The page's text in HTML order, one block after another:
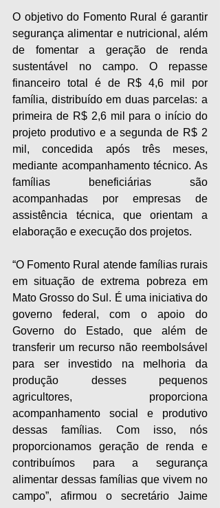
O objetivo do Fomento Rural é garantir
segurança alimentar e nutricional, além
de fomentar a geração de renda
sustentável no campo. O repasse
financeiro total é de R$ 4,6 mil por
família, distribuído em duas parcelas: a
primeira de R$ 2,6 mil para o início do
projeto produtivo e a segunda de R$ 2
mil, concedida após três meses,
mediante acompanhamento técnico. As
famílias beneficiárias são
acompanhadas por empresas de
assistência técnica, que orientam a
elaboração e execução dos projetos.
“O Fomento Rural atende famílias rurais
em situação de extrema pobreza em
Mato Grosso do Sul. É uma iniciativa do
governo federal, com o apoio do
Governo do Estado, que além de
transferir um recurso não reembolsável
para ser investido na melhoria da
produção desses pequenos
agricultores, proporciona
acompanhamento social e produtivo
dessas famílias. Com isso, nós
proporcionamos geração de renda e
contribuímos para a segurança
alimentar dessas famílias que vivem no
campo”, afirmou o secretário Jaime